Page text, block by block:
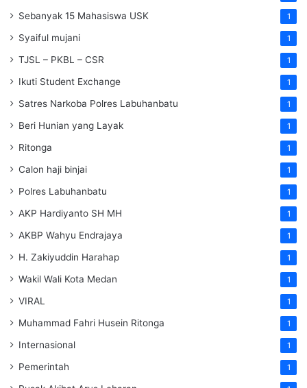
Sebanyak 15 Mahasiswa USK 1
Syaiful mujani 1
TJSL – PKBL – CSR 1
Ikuti Student Exchange 1
Satres Narkoba Polres Labuhanbatu 1
Beri Hunian yang Layak 1
Ritonga 1
Calon haji binjai 1
Polres Labuhanbatu 1
AKP Hardiyanto SH MH 1
AKBP Wahyu Endrajaya 1
H. Zakiyuddin Harahap 1
Wakil Wali Kota Medan 1
VIRAL 1
Muhammad Fahri Husein Ritonga 1
Internasional 1
Pemerintah 1